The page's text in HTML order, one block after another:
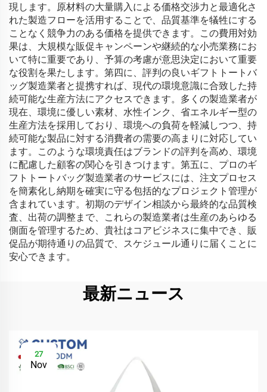
現します。原材料の大量購入による価格交渉力と最適化さ
れた製造フローを活用することで、品質基準を犠牲にする
ことなく競争力のある価格を提供できます。この費用対効
果は、大規模な販促キャンペーンや継続的な小売業務にお
いて特に重要であり、予算の考慮が意思決定において重要
な役割を果たします。第四に、評判の良いギフトトートバ
ッグ製造業者と提携すれば、現代の環境意識に合致した持
続可能な生産方法にアクセスできます。多くの製造業者が
現在、環境に優しい素材、水性インク、省エネルギー型の
生産方法を採用しており、環境への負荷を軽減しつつ、持
続可能な製品に対する消費者の需要の高まりに対応してい
ます。このような環境責任はブランドの評判を高め、環境
に配慮した顧客の関心を引きつけます。第五に、プロのギ
フトトートバッグ製造業者のサービスには、注文プロセス
を簡素化し納期を確実に守る包括的なプロジェクト管理が
含まれています。初期のデザイン相談から最終的な品質検
査、出荷の調整まで、これらの製造業者は生産のあらゆる
側面を管理するため、貴社はコアビジネスに集中でき、販
促品が期待通りの品質で、スケジュール通りに届くことに
安心できます。
最新ニュース
27
Nov